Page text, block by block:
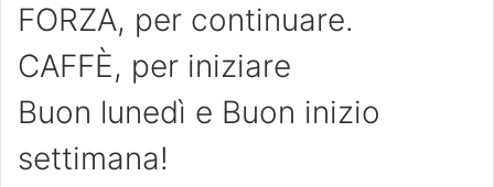
FORZA, per continuare.
CAFFÈ, per iniziare
Buon lunedì e Buon inizio
settimana!